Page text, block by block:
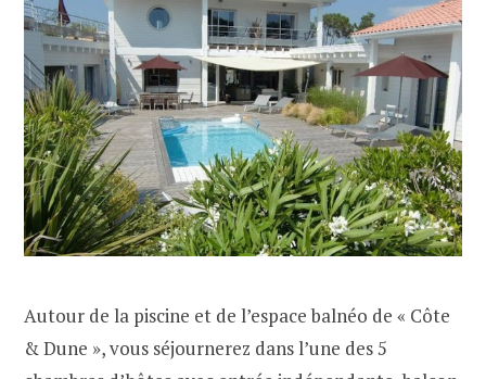
Autour de la piscine et de l’espace balnéo de « Côte
& Dune », vous séjournerez dans l’une des 5